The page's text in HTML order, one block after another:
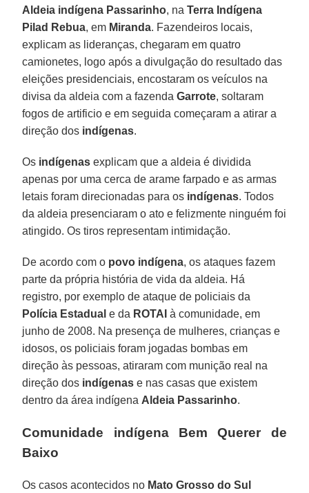
Aldeia indígena Passarinho, naTerra Indígena
Pilad Rebua, em Miranda. Fazendeiros locais,
explicam as lideranças, chegaram em quatro
camionetes, logo após a divulgação do resultado das
eleições presidenciais, encostaram os veículos na
divisa da aldeia com a fazendaGarrote, soltaram
fogos de artificio e em seguida começaram a atirar a
direção dos indígenas.
Os indígenas explicam que a aldeia é dividida
apenas por uma cerca de arame farpado e as armas
letais foram direcionadas para os indígenas. Todos
da aldeia presenciaram o ato e felizmente ninguém foi
atingido. Os tiros representam intimidação.
De acordo com o povo indígena, os ataques fazem
parte da própria história de vida da aldeia. Há
registro, por exemplo de ataque de policiais da
Polícia Estadual e da ROTAI à comunidade, em
junho de 2008. Na presença de mulheres, crianças e
idosos, os policiais foram jogadas bombas em
direção às pessoas, atiraram com munição real na
direção dos indígenas e nas casas que existem
dentro da área indígena Aldeia Passarinho.
Comunidade indígena Bem Querer de
Baixo
Os casos acontecidos no Mato Grosso do Sul